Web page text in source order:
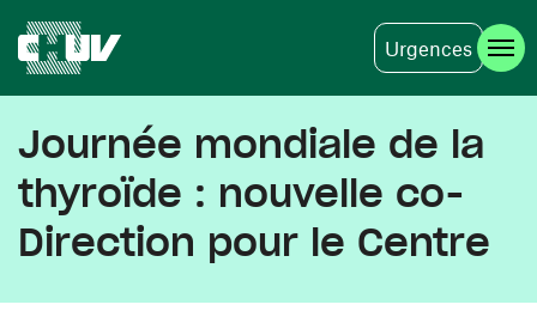
Urgences
Journée mondiale de la
thyroïde : nouvelle co-
Direction pour le Centre